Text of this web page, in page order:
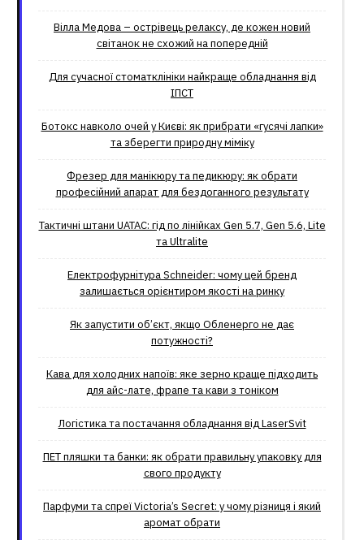
Вілла Медова – острівець релаксу, де кожен новий
світанок не схожий на попередній
Для сучасної стоматклініки найкраще обладнання від
ІПСТ
Ботокс навколо очей у Києві: як прибрати «гусячі лапки»
та зберегти природну міміку
Фрезер для манікюру та педикюру: як обрати
професійний апарат для бездоганного результату
Тактичні штани UATAC: гід по лінійках Gen 5.7, Gen 5.6, Lite
та Ultralite
Електрофурнітура Schneider: чому цей бренд
залишається орієнтиром якості на ринку
Як запустити об’єкт, якщо Обленерго не дає
потужності?
Кава для холодних напоїв: яке зерно краще підходить
для айс-лате, фрапе та кави з тоніком
Логістика та постачання обладнання від LaserSvit
ПЕТ пляшки та банки: як обрати правильну упаковку для
свого продукту
Парфуми та спреї Victoria’s Secret: у чому різниця і який
аромат обрати